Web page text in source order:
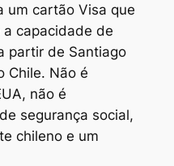
um cartão Visa que
capacidade de
partir de Santiago
Chile. Não é
não é
segurança social,
chileno e um